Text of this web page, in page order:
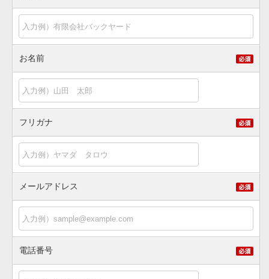
お名前
フリガナ
メールアドレス
電話番号